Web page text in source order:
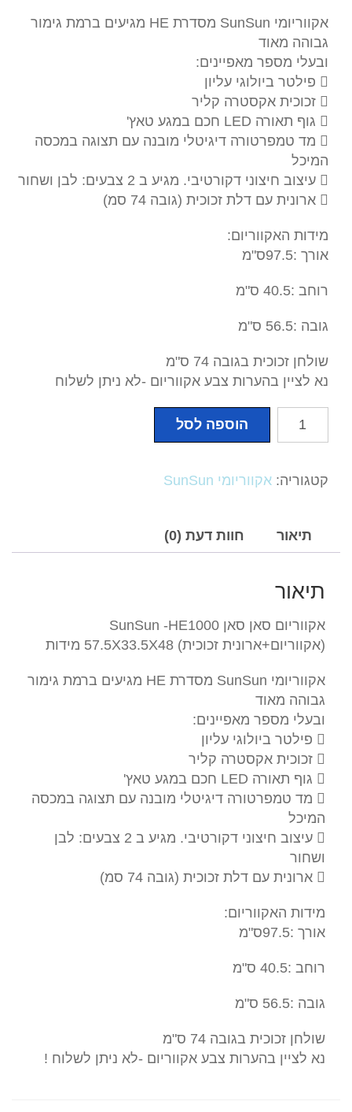
אקווריומי SunSun מסדרת HE מגיעים ברמת גימור
גבוהה מאוד
ובעלי מספר מאפיינים:
 פילטר ביולוגי עליון
 זכוכית אקסטרה קליר
 גוף תאורה LED חכם במגע טאץ'
 מד טמפרטורה דיגיטלי מובנה עם תצוגה במכסה
המיכל
 עיצוב חיצוני דקורטיבי. מגיע ב 2 צבעים: לבן ושחור
 ארונית עם דלת זכוכית (גובה 74 סמ)
מידות האקווריום:
אורך :97.5ס"מ
רוחב :40.5 ס"מ
גובה :56.5 ס"מ
שולחן זכוכית בגובה 74 ס"מ
נא לציין בהערות צבע אקווריום -לא ניתן לשלוח
כמות
סאן
HE1000
זכוכית)
מידות
הוספה לסל
קטגוריה: אקווריומי SunSun
תיאור חוות דעת (0)
תיאור
אקווריום סאן סאן SunSun -HE1000
(אקווריום+ארונית זכוכית) 57.5X33.5X48 מידות
אקווריומי SunSun מסדרת HE מגיעים ברמת גימור
גבוהה מאוד
ובעלי מספר מאפיינים:
 פילטר ביולוגי עליון
 זכוכית אקסטרה קליר
 גוף תאורה LED חכם במגע טאץ'
 מד טמפרטורה דיגיטלי מובנה עם תצוגה במכסה
המיכל
 עיצוב חיצוני דקורטיבי. מגיע ב 2 צבעים: לבן
ושחור
 ארונית עם דלת זכוכית (גובה 74 סמ)
מידות האקווריום:
אורך :97.5ס"מ
רוחב :40.5 ס"מ
גובה :56.5 ס"מ
שולחן זכוכית בגובה 74 ס"מ
נא לציין בהערות צבע אקווריום -לא ניתן לשלוח !